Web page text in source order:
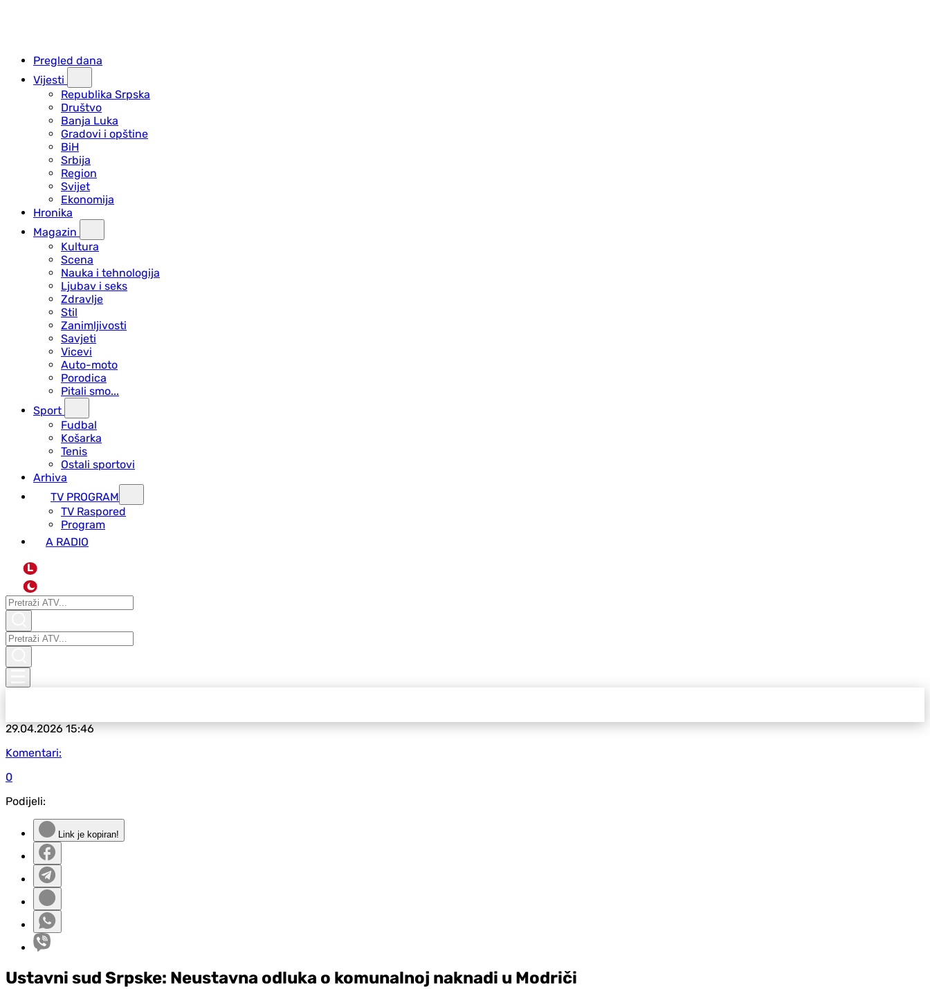
Pregled dana
Vijesti
Republika Srpska
Društvo
Banja Luka
Gradovi i opštine
BiH
Srbija
Region
Svijet
Ekonomija
Hronika
Magazin
Kultura
Scena
Nauka i tehnologija
Ljubav i seks
Zdravlje
Stil
Zanimljivosti
Savjeti
Vicevi
Auto-moto
Porodica
Pitali smo...
Sport
Fudbal
Košarka
Tenis
Ostali sportovi
Arhiva
TV PROGRAM
ТV Raspored
Program
A RADIO
L
29.04.202615:46
Komentari:
0
Podijeli:
Link je kopiran!
Ustavni sud Srpske: Neustavna odluka o komunalnoj naknadi u Modriči